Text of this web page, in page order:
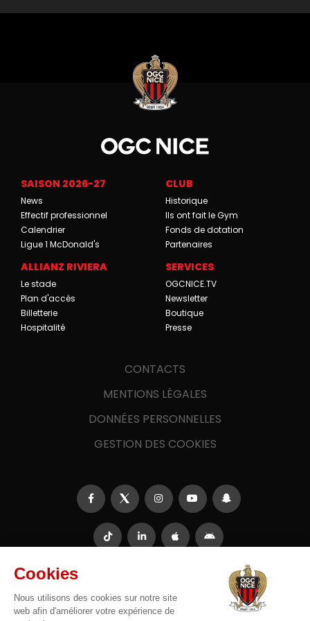
SAISON 2026-27
News
Effectif professionnel
Calendrier
Ligue 1 McDonald's
CLUB
Historique
Ils ont fait le Gym
Fonds de dotation
Partenaires
ALLIANZ RIVIERA
Le stade
Plan d'accès
Billetterie
Hospitalité
SERVICES
OGCNICE.TV
Newsletter
Boutique
Presse
CONTACTS
MENTIONS LÉGALES
DONNÉES PERSONNELLES
GESTION DES COOKIES